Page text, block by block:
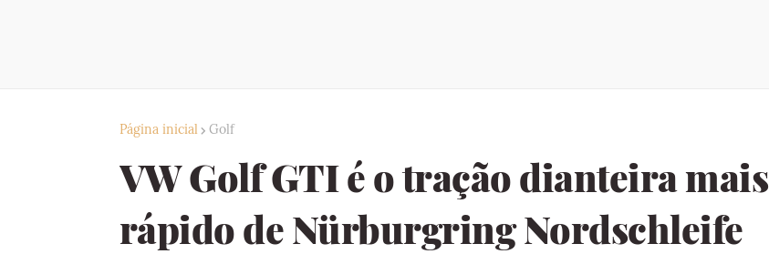
Página inicial Golf
VW Golf GTI é o tração dianteira mais
rápido de Nürburgring Nordschleife